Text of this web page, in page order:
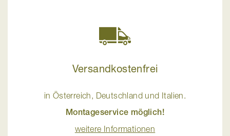
Versandkostenfrei
in Österreich, Deutschland und Italien.
Montageservice möglich!
weitere Informationen